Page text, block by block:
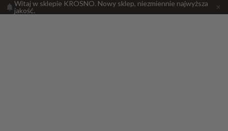
Witaj w sklepie KROSNO. Nowy sklep, niezmiennie najwyższa
jakość.